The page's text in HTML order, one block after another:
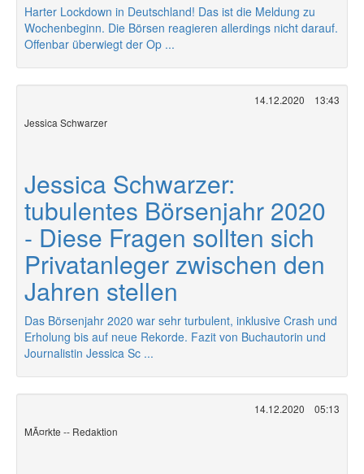
Harter Lockdown in Deutschland! Das ist die Meldung zu
Wochenbeginn. Die Börsen reagieren allerdings nicht darauf.
Offenbar überwiegt der Op ...
14.12.2020
13:43
Jessica Schwarzer
Jessica Schwarzer:
tubulentes Börsenjahr 2020
- Diese Fragen sollten sich
Privatanleger zwischen den
Jahren stellen
Das Börsenjahr 2020 war sehr turbulent, inklusive Crash und
Erholung bis auf neue Rekorde. Fazit von Buchautorin und
Journalistin Jessica Sc ...
14.12.2020
05:13
MÃ¤rkte -- Redaktion